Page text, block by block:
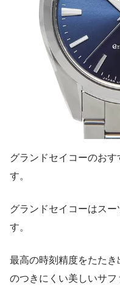
グランドセイコーのおす
す。
グランドセイコーはス
す。
最高の時刻精度をたた
のつきにくい美しいサ